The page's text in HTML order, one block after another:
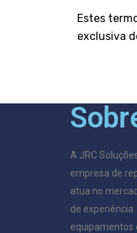
Estes
exclusiva
A JRC
empresa de
atua no
de
equipamentos